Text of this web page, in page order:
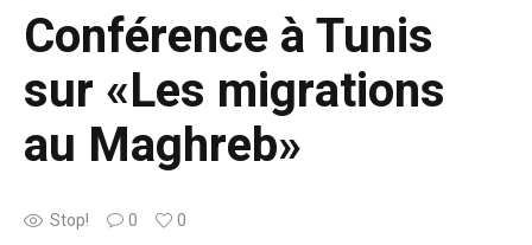
Conférence à Tunis
sur «Les migrations
au Maghreb»
Stop! 0 0